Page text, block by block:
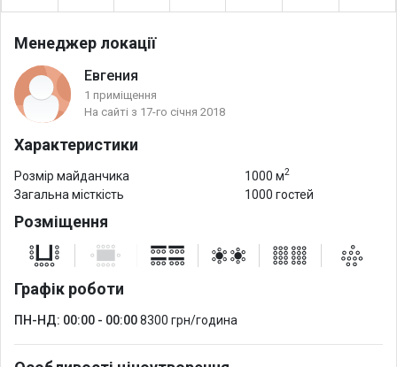
Менеджер локації
Евгения
1 приміщення
На сайті з 17-го січня 2018
Характеристики
Розмір майданчика 1000 м2
Загальна місткість 1000 гостей
Розміщення
Графік роботи
ПН-НД: 00:00 - 00:008300 грн/година